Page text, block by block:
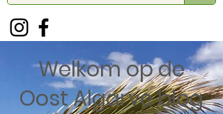
Welkom op de
Oost Algarve blog